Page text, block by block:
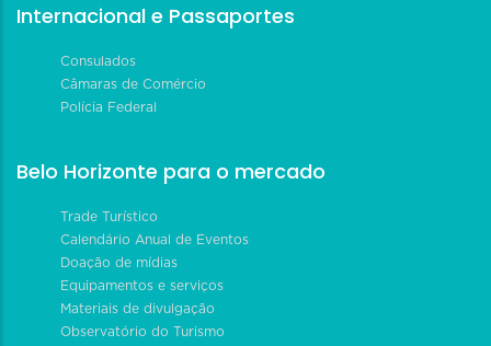
Internacional e Passaportes
Consulados
Câmaras de Comércio
Polícia Federal
Belo Horizonte para o mercado
Trade Turístico
Calendário Anual de Eventos
Doação de mídias
Equipamentos e serviços
Materiais de divulgação
Observatório do Turismo